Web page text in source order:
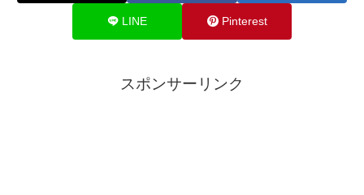
LINE Pinterest
スポンサーリンク